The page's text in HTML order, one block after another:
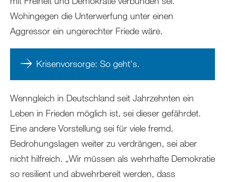
Wohingegen die Unterwerfung unter einen
Aggressor ein ungerechter Friede wäre.
Krisenvorsorge: So geht's.
Wenngleich in Deutschland seit Jahrzehnten ein
Leben in Frieden möglich ist, sei dieser gefährdet.
Eine andere Vorstellung sei für viele fremd.
Bedrohungslagen weiter zu verdrängen, sei aber
nicht hilfreich. „Wir müssen als wehrhafte Demokratie
so resilient und abwehrbereit werden, dass